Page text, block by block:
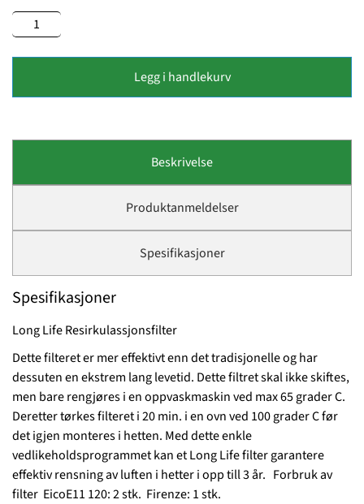
Legg i handlekurv
Beskrivelse
Produktanmeldelser
Spesifikasjoner
Spesifikasjoner
Long Life Resirkulassjonsfilter
Dette filteret er mer effektivt enn det tradisjonelle og har
dessuten en ekstrem lang levetid. Dette filtret skal ikke skiftes,
men bare rengjøres i en oppvaskmaskin ved max 65 grader C.
Deretter tørkes filteret i 20 min. i en ovn ved 100 grader C før
det igjen monteres i hetten. Med dette enkle
vedlikeholdsprogrammet kan et Long Life filter garantere
effektiv rensning av luften i hetter i opp till 3 år. Forbruk av
filter EicoE11 120: 2 stk. Firenze: 1 stk.